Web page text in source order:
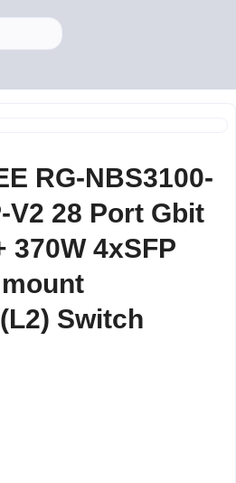
RG-NBS3100-
V2 28 Port Gbit
370W 4xSFP
Switch